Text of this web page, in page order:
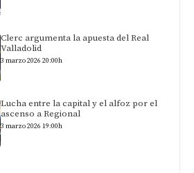
Clerc argumenta la apuesta del Real
Valladolid
3 marzo 2026 20:00h
Lucha entre la capital y el alfoz por el
ascenso a Regional
3 marzo 2026 19:00h